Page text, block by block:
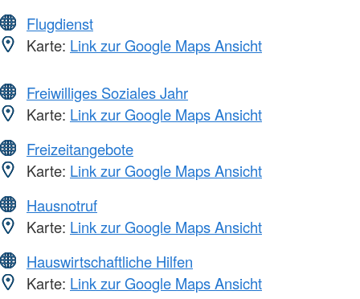
Flugdienst
Karte: Link zur Google Maps Ansicht
Freiwilliges Soziales Jahr
Karte: Link zur Google Maps Ansicht
Freizeitangebote
Karte: Link zur Google Maps Ansicht
Hausnotruf
Karte: Link zur Google Maps Ansicht
Hauswirtschaftliche Hilfen
Karte: Link zur Google Maps Ansicht